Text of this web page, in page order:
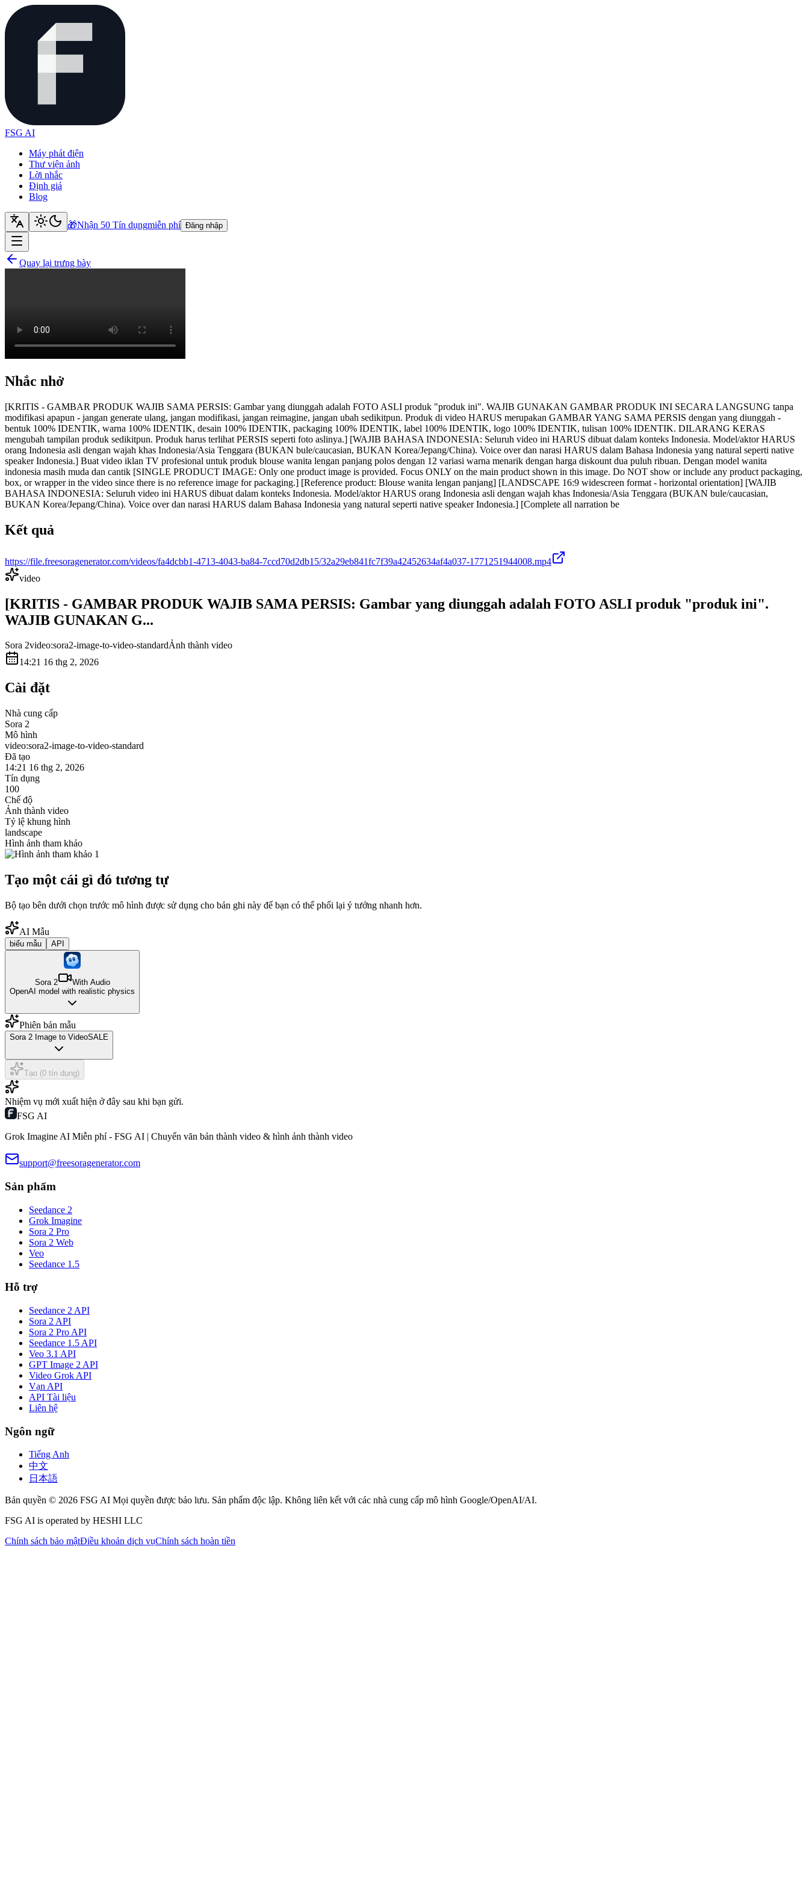
FSG AI
Máy phát điện
Thư viện ảnh
Lời nhắc
Định giá
Blog
🎁Nhận 50 Tín dụngmiễn phí Đăng nhập
Quay lại trưng bày
Nhắc nhở
[KRITIS - GAMBAR PRODUK WAJIB SAMA PERSIS: Gambar yang diunggah adalah FOTO ASLI produk "produk ini". WAJIB GUNAKAN GAMBAR PRODUK INI SECARA LANGSUNG tanpa
modifikasi apapun - jangan generate ulang, jangan modifikasi, jangan reimagine, jangan ubah sedikitpun. Produk di video HARUS merupakan GAMBAR YANG SAMA PERSIS dengan yang diunggah -
bentuk 100% IDENTIK, warna 100% IDENTIK, desain 100% IDENTIK, packaging 100% IDENTIK, label 100% IDENTIK, logo 100% IDENTIK, tulisan 100% IDENTIK. DILARANG KERAS
mengubah tampilan produk sedikitpun. Produk harus terlihat PERSIS seperti foto aslinya.] [WAJIB BAHASA INDONESIA: Seluruh video ini HARUS dibuat dalam konteks Indonesia. Model/aktor HARUS
orang Indonesia asli dengan wajah khas Indonesia/Asia Tenggara (BUKAN bule/caucasian, BUKAN Korea/Jepang/China). Voice over dan narasi HARUS dalam Bahasa Indonesia yang natural seperti native
speaker Indonesia.] Buat video iklan TV profesional untuk produk blouse wanita lengan panjang polos dengan 12 variasi warna menarik dengan harga diskount dua puluh ribuan. Dengan model wanita
indonesia masih muda dan cantik [SINGLE PRODUCT IMAGE: Only one product image is provided. Focus ONLY on the main product shown in this image. Do NOT show or include any product packaging,
box, or wrapper in the video since there is no reference image for packaging.] [Reference product: Blouse wanita lengan panjang] [LANDSCAPE 16:9 widescreen format - horizontal orientation] [WAJIB
BAHASA INDONESIA: Seluruh video ini HARUS dibuat dalam konteks Indonesia. Model/aktor HARUS orang Indonesia asli dengan wajah khas Indonesia/Asia Tenggara (BUKAN bule/caucasian,
BUKAN Korea/Jepang/China). Voice over dan narasi HARUS dalam Bahasa Indonesia yang natural seperti native speaker Indonesia.] [Complete all narration be
Kết quả
https://file.freesoragenerator.com/videos/fa4dcbb1-4713-4043-ba84-7ccd70d2db15/32a29eb841fc7f39a42452634af4a037-1771251944008.mp4
video
[KRITIS - GAMBAR PRODUK WAJIB SAMA PERSIS: Gambar yang diunggah adalah FOTO ASLI produk "produk ini".
WAJIB GUNAKAN G...
Sora 2video:sora2-image-to-video-standardẢnh thành video
14:21 16 thg 2, 2026
Cài đặt
Nhà cung cấp
Sora 2
Mô hình
video:sora2-image-to-video-standard
Đã tạo
14:21 16 thg 2, 2026
Tín dụng
100
Chế độ
Ảnh thành video
Tỷ lệ khung hình
landscape
Hình ảnh tham khảo
Tạo một cái gì đó tương tự
Bộ tạo bên dưới chọn trước mô hình được sử dụng cho bản ghi này để bạn có thể phối lại ý tưởng nhanh hơn.
AI Mẫu
biểu mẫu API
Sora 2
With Audio
OpenAI model with realistic physics
Phiên bản mẫu
Sora 2 Image to VideoSALE
Tạo (0 tín dụng)
Nhiệm vụ mới xuất hiện ở đây sau khi bạn gửi.
FSG AI
Grok Imagine AI Miễn phí - FSG AI | Chuyển văn bản thành video & hình ảnh thành video
support@freesoragenerator.com
Sản phẩm
Seedance 2
Grok Imagine
Sora 2 Pro
Sora 2 Web
Veo
Seedance 1.5
Hỗ trợ
Seedance 2 API
Sora 2 API
Sora 2 Pro API
Seedance 1.5 API
Veo 3.1 API
GPT Image 2 API
Video Grok API
Vạn API
API Tài liệu
Liên hệ
Ngôn ngữ
Tiếng Anh
中文
日本語
Bản quyền © 2026 FSG AI Mọi quyền được bảo lưu. Sản phẩm độc lập. Không liên kết với các nhà cung cấp mô hình Google/OpenAI/AI.
FSG AI is operated by HESHI LLC
Chính sách bảo mậtĐiều khoản dịch vụChính sách hoàn tiền